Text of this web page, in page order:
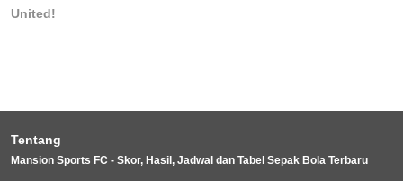
United!
Tentang
Mansion Sports FC - Skor, Hasil, Jadwal dan Tabel Sepak Bola Terbaru